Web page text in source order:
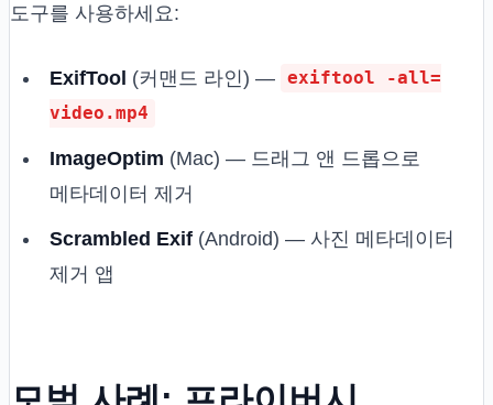
도구를 사용하세요:
ExifTool (커맨드 라인) — exiftool -all=
video.mp4
ImageOptim (Mac) — 드래그 앤 드롭으로
메타데이터 제거
Scrambled Exif (Android) — 사진 메타데이터
제거 앱